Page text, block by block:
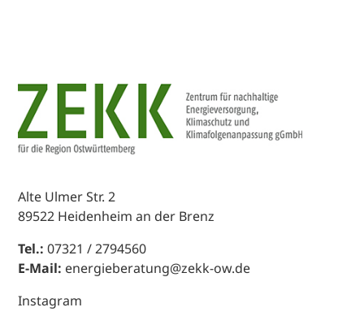
Alte Ulmer Str. 2
89522 Heidenheim an der Brenz
Tel.:07321 / 2794560
E-Mail: energieberatung@zekk-ow.de
Instagram